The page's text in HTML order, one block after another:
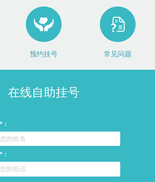
预约挂号 常见问题
在线自助挂号